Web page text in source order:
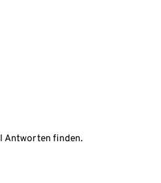
Antworten finden.